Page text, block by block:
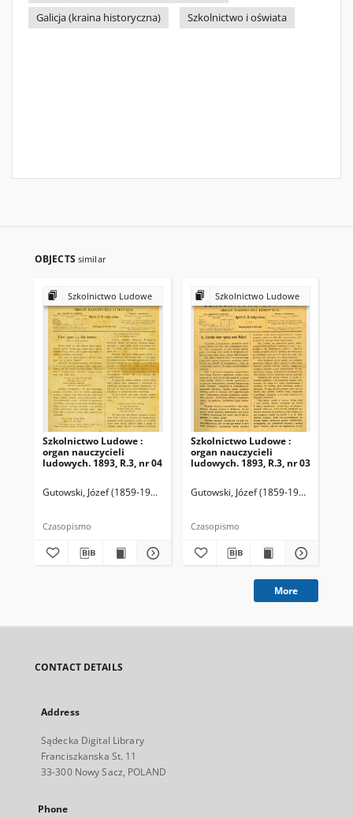
Galicja (kraina historyczna)
Szkolnictwo i oświata
OBJECTS similar
Szkolnictwo Ludowe
Szkolnictwo Ludowe :
organ nauczycieli
ludowych. 1893, R.3, nr 04
Gutowski, Józef (1859-1916). Redaktor
Czasopismo
Szkolnictwo Ludowe
Szkolnictwo Ludowe :
organ nauczycieli
ludowych. 1893, R.3, nr 03
Gutowski, Józef (1859-1916).
Czasopismo
More
CONTACT DETAILS
Address
Sądecka Digital Library
Franciszkanska St. 11
33-300 Nowy Sacz, POLAND
Phone